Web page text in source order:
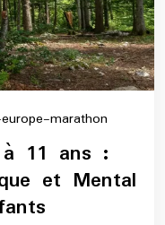
marathon
11 ans :
et Mental